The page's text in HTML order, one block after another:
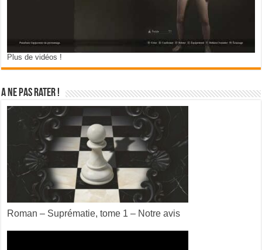
Plus de vidéos !
A ne pas rater !
Roman – Suprématie, tome 1 – Notre avis